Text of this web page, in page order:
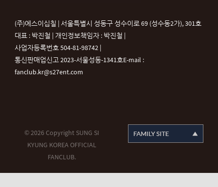
(주)에스이십칠 | 서울특별시 성동구 성수이로 69 (성수동2가), 301호
대표 : 박진철 | 개인정보책임자 : 박진철 |
사업자등록번호 504-81-98742 |
통신판매업신고 2023-서울성동-1341호E-mail :
fanclub.kr@s27ent.com
© 2026 Copyright SUNG SI
KYUNG KOREA OFFICIAL
FANCLUB.